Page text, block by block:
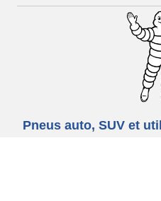
Pneus auto, SUV et